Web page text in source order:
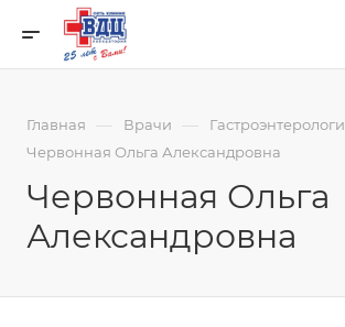
Главная — Врачи — Гастроэнтерологи
Червонная Ольга Александровна
Червонная Ольга
Александровна